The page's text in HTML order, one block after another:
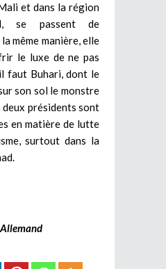
et dans la région
se passent de
même manière, elle
le luxe de ne pas
faut Buhari, dont le
son sol le monstre
deux présidents sont
en matière de lutte
surtout dans la